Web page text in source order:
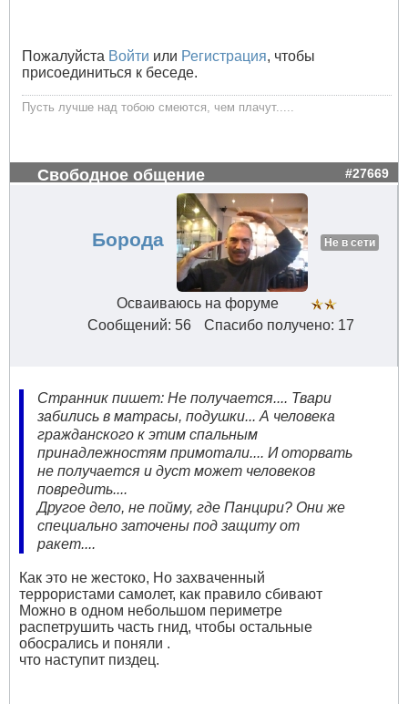
Пожалуйста Войти или Регистрация, чтобы
присоединиться к беседе.
Пусть лучше над тобою смеются, чем плачут.....
Свободное общение #27669
Борода Не в сети
Осваиваюсь на форуме
Сообщений: 56
Спасибо получено: 17
Странник пишет: Не получается.... Твари
забились в матрасы, подушки... А человека
гражданского к этим спальным
принадлежностям примотали.... И оторвать
не получается и дуст может человеков
повредить....
Другое дело, не пойму, где Панцири? Они же
специально заточены под защиту от
ракет....
Как это не жестоко, Но захваченный
террористами самолет, как правило сбивают
Можно в одном небольшом периметре
распетрушить часть гнид, чтобы остальные
обосрались и поняли .
что наступит пиздец.